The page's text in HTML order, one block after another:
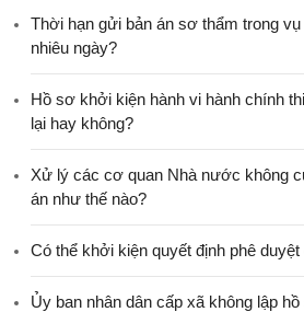
Thời hạn gửi bản án sơ thẩm trong
nhiêu ngày?
Hồ sơ khởi kiện hành vi hành chính
lại hay không?
Xử lý các cơ quan Nhà nước không
án như thế nào?
Có thể khởi kiện quyết định phê
Ủy ban nhân dân cấp xã không lập